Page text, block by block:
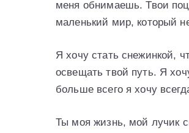
меня обнимаешь. Твои
маленький мир, который
Я хочу стать снежинкой,
освещать твой путь. Я
больше всего я хочу
Ты моя жизнь, мой лучик